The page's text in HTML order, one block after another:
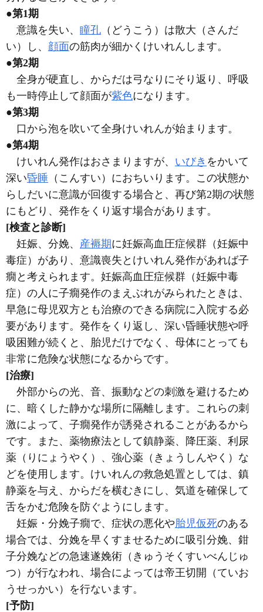
●第1期
意識を失い、 瞳孔 （どうこう）は散大（さんだ
い）し、 顔面の筋肉が細かくけいれんします。
●第2期
全身が硬直し、からだは弓なりにそり返り、呼吸
も一時停止して顔面が紫色になります。
●第3期
口から泡を吹いて全身けいれんが始まります。
●第4期
けいれん発作はおさまりますが、 いびき をかいて
深い昏睡 （こんすい）におちいります。この状態か
らしだいに意識が回復する場合と、再び第2期の状態
にもどり、発作をくり返す場合があります。
[検査と診断]
妊娠、分娩、 産褥期に妊娠高血圧症候群（妊娠中
毒症）があり、意識喪失とけいれん発作があれば子
癇と考えられます。妊娠高血圧症候群（妊娠中毒
症）の人に子癇発作のまえぶれがみられたときは、
早急に母児双方とも治療のできる病院に入院する必
要があります。発作をくり返し、深い昏睡状態や呼
吸困難が続くと、胎児だけでなく、母体にとっても
非常に危険な状態になるからです。
[治療]
外部からの光、音、振動などの刺激を避けるため
に、暗くした静かな場所に隔離します。これらの刺
激によって、子癇発作が誘発されることがあるから
です。また、薬物療法として鎮静薬、降圧薬、利尿
薬（りにょうやく）、強心薬（きょうしんやく）な
どを使用します。けいれんの救急処置としては、鎮
静薬を与え、からだを横むきにし、気道を確保して
舌をかむ危険を防ぐようにします。
妊娠・分娩子癇で、症状の悪化や胎児仮死のある
場合では、分娩を早くすませるために吸引分娩、鉗
子分娩などの急速遂娩術（きゅうそくすいべんじゅ
つ）が行なわれ、場合によっては帝王切開（ていお
うせっかい）を行ないます。
[予防]